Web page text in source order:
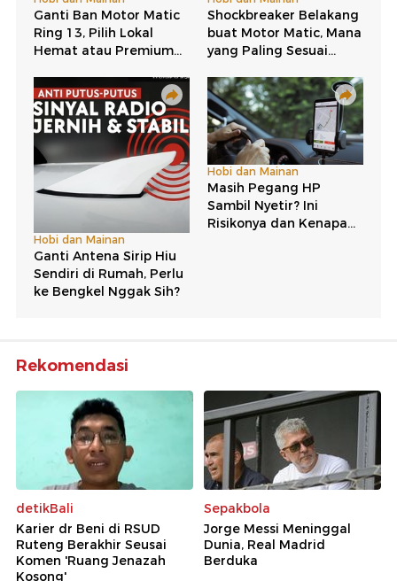
Rekomendasi
detikBali
Karier dr Beni di RSUD
Ruteng Berakhir Seusai
Komen 'Ruang Jenazah
Kosong'
Sepakbola
Jorge Messi Meninggal
Dunia, Real Madrid
Berduka